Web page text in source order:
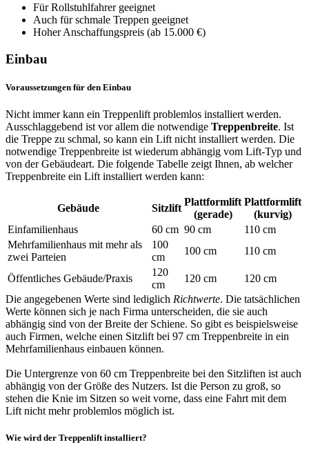
Für Rollstuhlfahrer geeignet
Auch für schmale Treppen geeignet
Hoher Anschaffungspreis (ab 15.000 €)
Einbau
Voraussetzungen für den Einbau
Nicht immer kann ein Treppenlift problemlos installiert werden.
Ausschlaggebend ist vor allem die notwendige Treppenbreite. Ist
die Treppe zu schmal, so kann ein Lift nicht installiert werden. Die
notwendige Treppenbreite ist wiederum abhängig vom Lift-Typ und
von der Gebäudeart. Die folgende Tabelle zeigt Ihnen, ab welcher
Treppenbreite ein Lift installiert werden kann:
Gebäude Sitzlift
Plattformlift
(gerade)
Plattformlift
(kurvig)
Einfamilienhaus
60 cm 90 cm
110 cm
Mehrfamilienhaus mit mehr als
zwei Parteien
100
cm
100 cm 110 cm
Öffentliches Gebäude/Praxis
120
cm
120 cm
120 cm
Die angegebenen Werte sind lediglich Richtwerte. Die tatsächlichen
Werte können sich je nach Firma unterscheiden, die sie auch
abhängig sind von der Breite der Schiene. So gibt es beispielsweise
auch Firmen, welche einen Sitzlift bei 97 cm Treppenbreite in ein
Mehrfamilienhaus einbauen können.
Die Untergrenze von 60 cm Treppenbreite bei den Sitzliften ist auch
abhängig von der Größe des Nutzers. Ist die Person zu groß, so
stehen die Knie im Sitzen so weit vorne, dass eine Fahrt mit dem
Lift nicht mehr problemlos möglich ist.
Wie wird der Treppenlift installiert?